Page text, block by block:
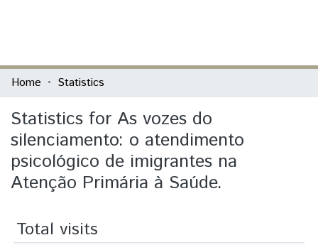
Communities & Collections
All of DSpace
Home Statistics
Statistics for As vozes do
silenciamento: o atendimento
psicológico de imigrantes na
Atenção Primária à Saúde.
Total visits